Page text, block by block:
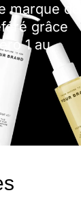
de
grâce
1 au